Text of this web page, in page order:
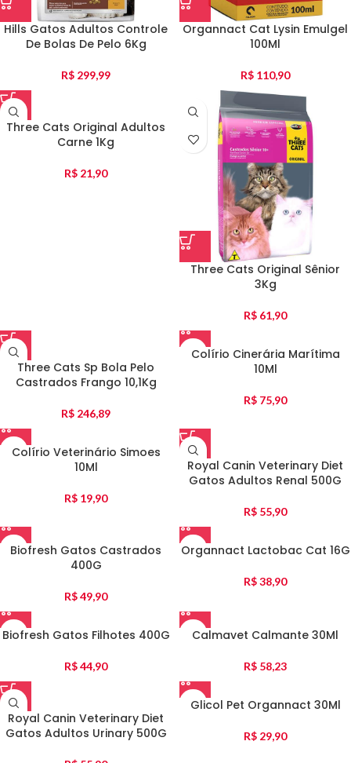
Hills Gatos Adultos Controle
De Bolas De Pelo 6Kg
R$ 299,99
Organnact Cat Lysin Emulgel
100Ml
R$ 110,90
Three Cats Original Adultos
Carne 1Kg
R$ 21,90
Three Cats Original Sênior
3Kg
R$ 61,90
Three Cats Sp Bola Pelo
Castrados Frango 10,1Kg
R$ 246,89
Colírio Cinerária Marítima
10Ml
R$ 75,90
Colírio Veterinário Simoes
10Ml
R$ 19,90
Royal Canin Veterinary Diet
Gatos Adultos Renal 500G
R$ 55,90
Biofresh Gatos Castrados
400G
R$49,90
Organnact Lactobac Cat 16G
R$38,90
Biofresh Gatos Filhotes 400G
R$44,90
Calmavet Calmante 30Ml
R$ 58,23
Royal Canin Veterinary Diet
Gatos Adultos Urinary 500G
Glicol Pet Organnact 30Ml
R$ 29,90